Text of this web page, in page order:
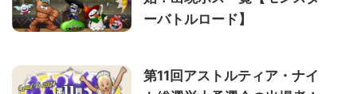
ーバトルロード】
第11回アストルティア・ナイ